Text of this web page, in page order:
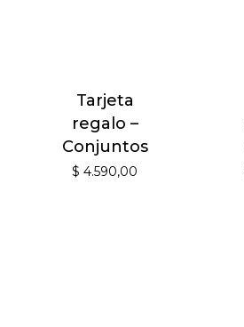
Tarjeta
regalo –
Conjuntos
$ 4.590,00